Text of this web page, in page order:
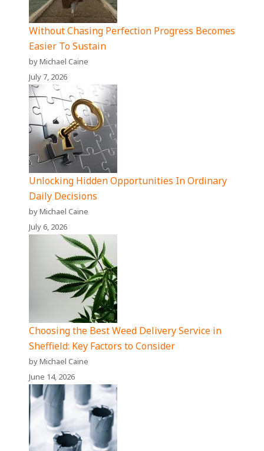
Without Chasing Perfection Progress Becomes
Easier To Sustain
by Michael Caine
July 7, 2026
Unlocking Hidden Opportunities In Ordinary
Daily Decisions
by Michael Caine
July 6, 2026
Choosing the Best Weed Delivery Service in
Sheffield: Key Factors to Consider
by Michael Caine
June 14, 2026